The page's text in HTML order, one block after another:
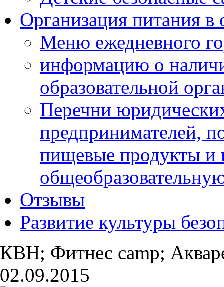
Организация питания в
Меню ежедневного
информацию о
образовательной
Перечни
предпринимателей,
пищевые продукты и
Отзывы
Развитие культуры
КВН; Фитнес camp;
02.09.2015